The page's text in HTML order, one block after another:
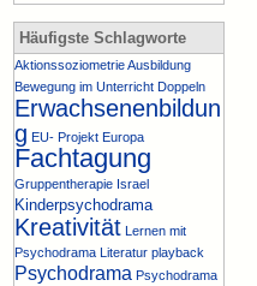
Häufigste Schlagworte
AktionssoziometrieAusbildung
Bewegung im Unterricht Doppeln
Erwachsenenbildun
g EU- Projekt Europa
Fachtagung
Gruppentherapie Israel
Kinderpsychodrama
Kreativität Lernen mit
Psychodrama Literatur playback
Psychodrama Psychodrama